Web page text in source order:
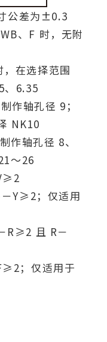
公差为±0.3
、F 时，无附
在选择范围
、6.35
作轴孔径 9；
NK10
作轴孔径 8、
～26
Y≥2；仅适用
R≥2 且 R－
；仅适用于